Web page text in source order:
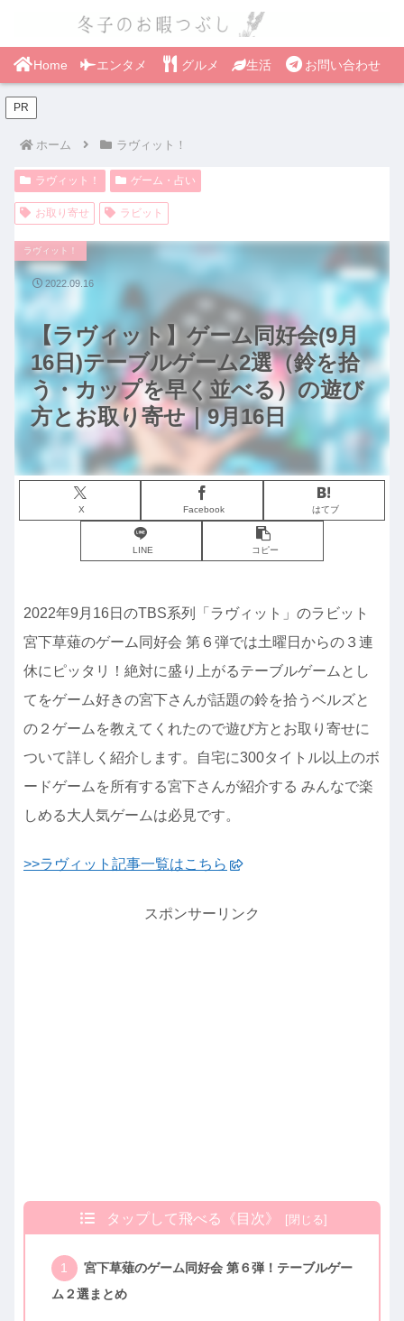
Home エンタメ グルメ 生活 お問い合わせ
PR
ホーム ラヴィット！
ラヴィット！ ゲーム・占い
お取り寄せ ラビット
【ラヴィット】ゲーム同好会(9月
16日)テーブルゲーム2選（鈴を拾
う・カップを早く並べる）の遊び
方とお取り寄せ｜9月16日
ラヴィット！
X Facebook はてブ
LINE コピー
2022.09.16
2022年9月16日のTBS系列「ラヴィット」のラビット
宮下草薙のゲーム同好会 第６弾では土曜日からの３連
休にピッタリ！絶対に盛り上がるテーブルゲームとし
てをゲーム好きの宮下さんが話題の鈴を拾うベルズと
の２ゲームを教えてくれたので遊び方とお取り寄せに
ついて詳しく紹介します。自宅に300タイトル以上のボ
ードゲームを所有する宮下さんが紹介する みんなで楽
しめる大人気ゲームは必見です。
>>ラヴィット記事一覧はこちら
スポンサーリンク
タップして飛べる《目次》
宮下草薙のゲーム同好会 第６弾！テーブルゲー
ム２選まとめ